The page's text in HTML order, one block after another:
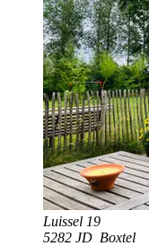
Luissel 19
5282 JD Boxtel